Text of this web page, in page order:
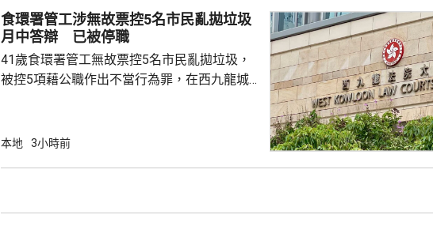
蓋約20個類別、超過100個不同規模的演練和
測試，循序漸進提升口岸負荷，並在每次測試
後即時跟進問題，又要求小組必須以...
食環署管工涉無故票控5名市民亂拋垃圾
月中答辯 已被停職
41歲食環署管工無故票控5名市民亂拋垃圾，
被控5項藉公職作出不當行為罪，在西九龍城
銳，案發時為食環署深水埗區環境衞生辦事處
不在港，令他們被追討罰款、遭通緝和拘捕。
本地 3小時前